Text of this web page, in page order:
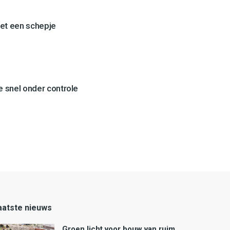
een schepje
snel onder controle
nieuws